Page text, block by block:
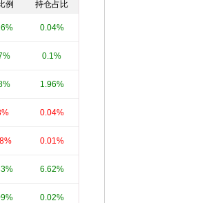
例 持仓占比
0.04%
0.1%
1.96%
0.04%
0.01%
6.62%
0.02%